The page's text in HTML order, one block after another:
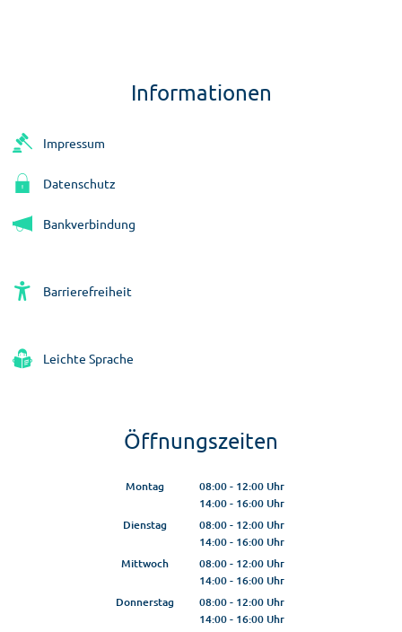
Informationen
Impressum
Datenschutz
Bankverbindung
Barrierefreiheit
Leichte Sprache
Öffnungszeiten
Montag 08:00- 12:00Uhr
Von 08:00 bis 12:00 Uhr
14:00- 16:00Uhr
Von 14:00 bis 16:00 Uhr
Dienstag 08:00- 12:00Uhr
Von 08:00 bis 12:00 Uhr
14:00- 16:00Uhr
Von 14:00 bis 16:00 Uhr
Mittwoch 08:00- 12:00Uhr
Von 08:00 bis 12:00 Uhr
14:00- 16:00Uhr
Von 14:00 bis 16:00 Uhr
Donnerstag 08:00- 12:00Uhr
Von 08:00 bis 12:00 Uhr
14:00- 16:00Uhr